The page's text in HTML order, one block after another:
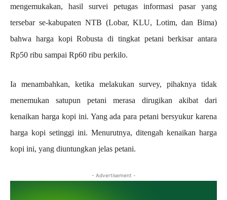
mengemukakan, hasil survei petugas informasi pasar yang
tersebar se-kabupaten NTB (Lobar, KLU, Lotim, dan Bima)
bahwa harga kopi Robusta di tingkat petani berkisar antara
Rp50 ribu sampai Rp60 ribu perkilo.
Ia menambahkan, ketika melakukan survey, pihaknya tidak
menemukan satupun petani merasa dirugikan akibat dari
kenaikan harga kopi ini. Yang ada para petani bersyukur karena
harga kopi setinggi ini. Menurutnya, ditengah kenaikan harga
kopi ini, yang diuntungkan jelas petani.
- Advertisement -